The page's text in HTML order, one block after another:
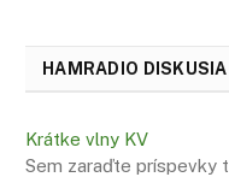
HAMRADIO DISKUSIA
Krátke vlny KV
Sem zaraďte príspevky